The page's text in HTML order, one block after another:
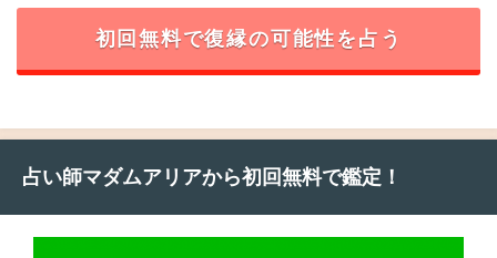
初回無料で復縁の可能性を占う
占い師マダムアリアから初回無料で鑑定！